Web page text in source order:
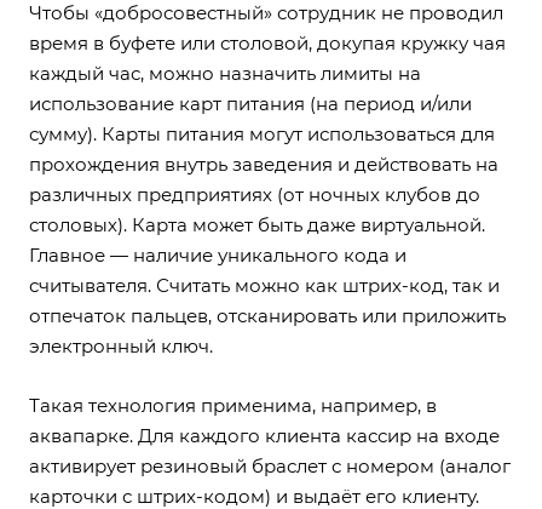
Чтобы «добросовестный» сотрудник не проводил
время в буфете или столовой, докупая кружку чая
каждый час, можно назначить лимиты на
использование карт питания (на период и/или
сумму). Карты питания могут использоваться для
прохождения внутрь заведения и действовать на
различных предприятиях (от ночных клубов до
столовых). Карта может быть даже виртуальной.
Главное — наличие уникального кода и
считывателя. Считать можно как штрих-код, так и
отпечаток пальцев, отсканировать или приложить
электронный ключ.
Такая технология применима, например, в
аквапарке. Для каждого клиента кассир на входе
активирует резиновый браслет с номером (аналог
карточки с штрих-кодом) и выдаёт его клиенту.